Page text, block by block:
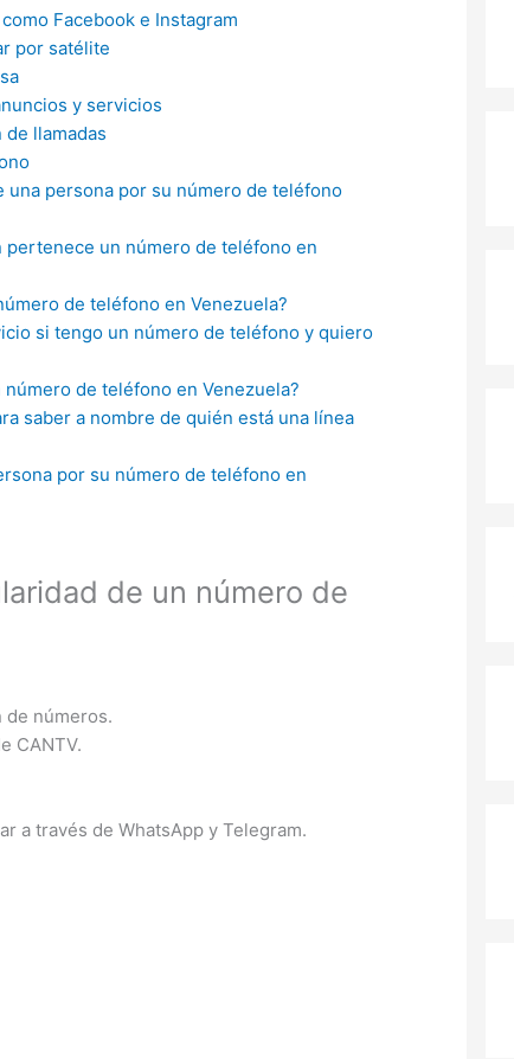
Facebook e Instagram
por satélite
y servicios
llamadas
una persona por su número de teléfono
pertenece un número de teléfono en
de teléfono en Venezuela?
si tengo un número de teléfono y quiero
de teléfono en Venezuela?
saber a nombre de quién está una línea
por su número de teléfono en
de un número de
de números.
CANTV.
a través de WhatsApp y Telegram.